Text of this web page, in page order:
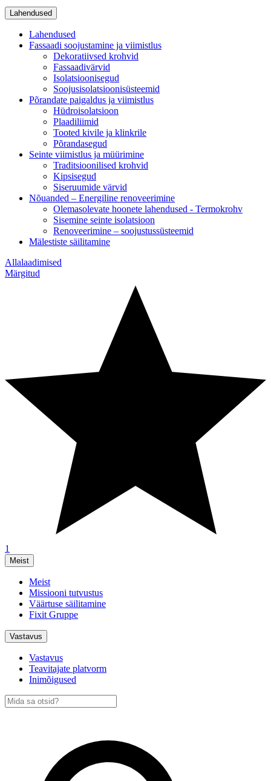
Lahendused
Lahendused
Fassaadi soojustamine ja viimistlus
Dekoratiivsed krohvid
Fassaadivärvid
Isolatsioonisegud
Soojusisolatsioonisüsteemid
Põrandate paigaldus ja viimistlus
Hüdroisolatsioon
Plaadiliimid
Tooted kivile ja klinkrile
Põrandasegud
Seinte viimistlus ja müürimine
Traditsioonilised krohvid
Kipsisegud
Siseruumide värvid
Nõuanded – Energiline renoveerimine
Olemasolevate hoonete lahendused - Termokrohv
Sisemine seinte isolatsioon
Renoveerimine – soojustussüsteemid
Mälestiste säilitamine
Allalaadimised
Märgitud
1
Meist
Meist
Missiooni tutvustus
Väärtuse säilitamine
Fixit Gruppe
Vastavus
Vastavus
Teavitajate platvorm
Inimõigused